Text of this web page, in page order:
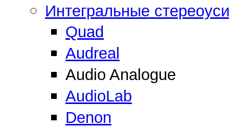
Интегральные
Quad
Audreal
Audio Analogue
AudioLab
Denon